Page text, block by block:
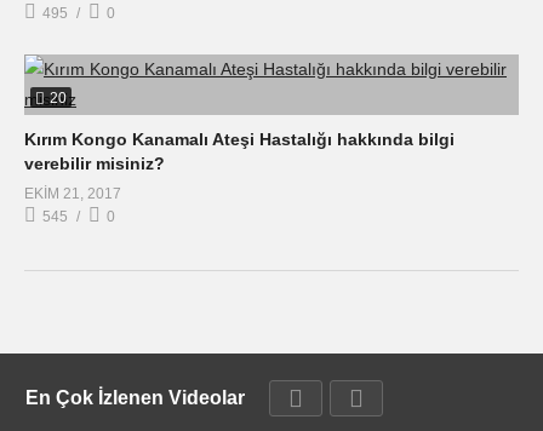
495
0
20
Kırım Kongo Kanamalı Ateşi Hastalığı hakkında bilgi
verebilir misiniz?
EKIM 21, 2017
545
0
En Çok İzlenen Videolar